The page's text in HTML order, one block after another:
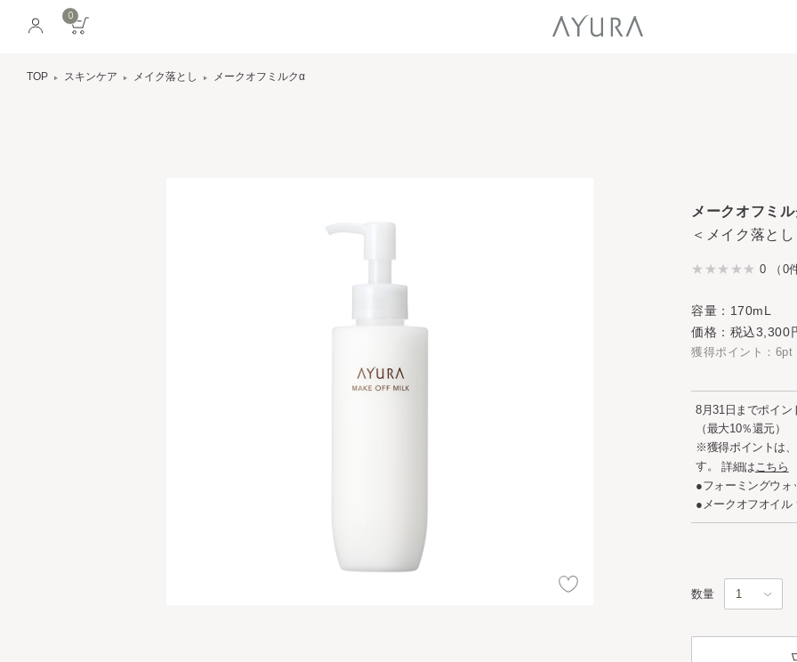
0
TOP スキンケア メイク落とし メークオフミルクα
メークオフミ
＜メイク落と
0 （0
8月31日までポイン
（最大10％還元）
※獲得ポイントは
す。詳細は こちら
●フォーミングウォ
●メークオフオイル
容量：170mL
価格：税込3,300
獲得ポイント：6pt
数量